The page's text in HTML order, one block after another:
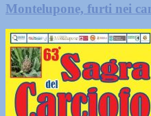
Montelupone, furti nei